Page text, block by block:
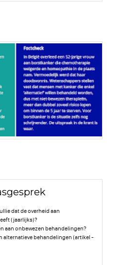
dat de overheid aan
(jaarlijks)?
aan onbewezen behandelingen?
alternatieve behandelingen (artikel -